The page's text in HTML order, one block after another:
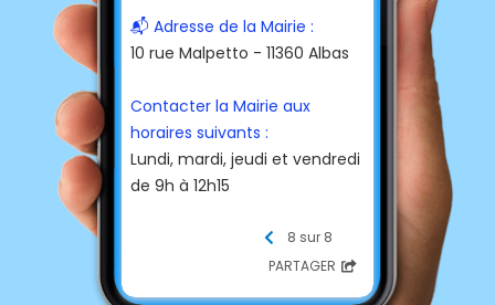
📬 Adresse de la Mairie :
10 rue Malpetto - 11360 Albas
Contacter la Mairie aux
horaires suivants :
Lundi, mardi, jeudi et vendredi
de 9h à 12h15
8 sur 8
PARTAGER